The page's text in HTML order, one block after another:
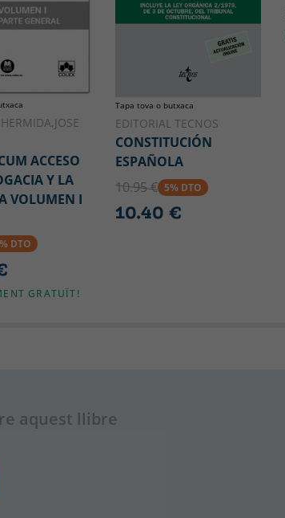
ACCESO
Y LA
VOLUMEN I
DTO
GRATUÏT!
Tapa tova o butxaca
EDITORIAL TECNOS
CONSTITUCIÓN
ESPAÑOLA
10.95 € 5% DTO
10.40 €
aquest llibre